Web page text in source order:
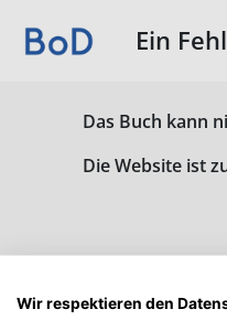
Ein
Das Buch kann
Die Website ist
Wir respektieren den